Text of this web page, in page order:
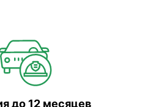
до 12 месяцев